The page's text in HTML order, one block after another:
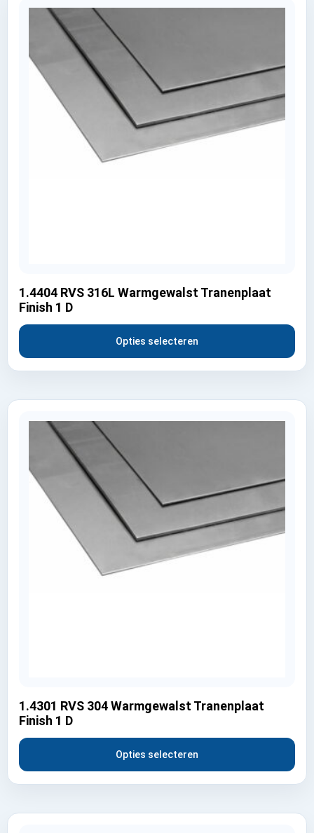
1.4404 RVS 316L Warmgewalst Tranenplaat
Finish 1 D
Opties selecteren
1.4301 RVS 304 Warmgewalst Tranenplaat
Finish 1 D
Opties selecteren